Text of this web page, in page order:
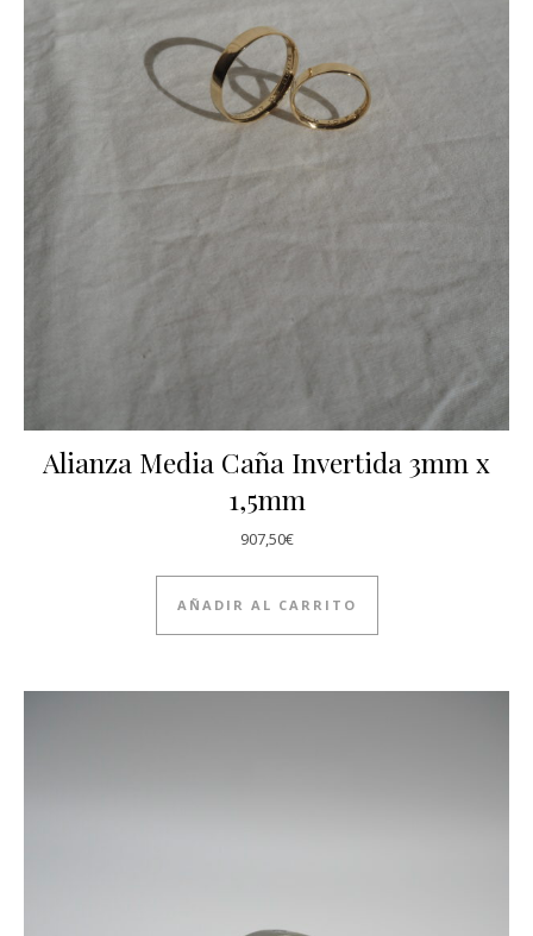
Alianza Media Caña Invertida 3mm x
1,5mm
907,50€
AÑADIR AL CARRITO